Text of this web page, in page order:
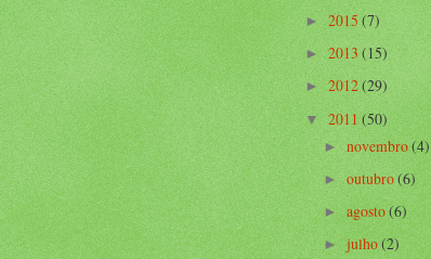
►2015(7)
►2013(15)
►2012(29)
▼2011(50)
►novembro(4)
►outubro(6)
►agosto(6)
►julho(2)